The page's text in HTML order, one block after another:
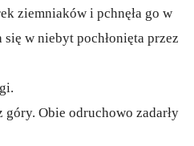
ziemniaków i pchnęła go w
w niebyt pochłonięta przez
góry. Obie odruchowo zadarły